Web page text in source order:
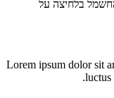
בלחיצה על
Lorem ipsum dolor sit
luctus